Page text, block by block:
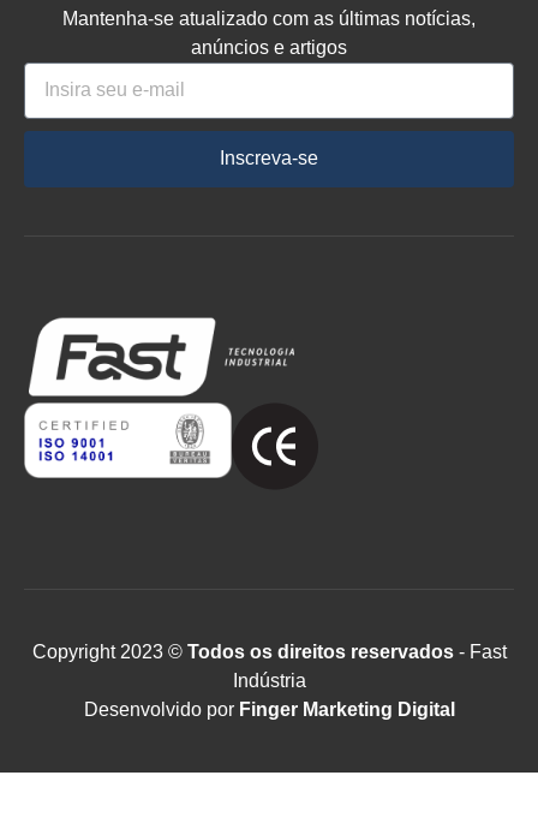
Mantenha-se atualizado com as últimas notícias,
anúncios e artigos
Inscreva-se
Copyright 2023 ©Todos os direitos reservados- Fast
Indústria
Desenvolvido por Finger Marketing Digital